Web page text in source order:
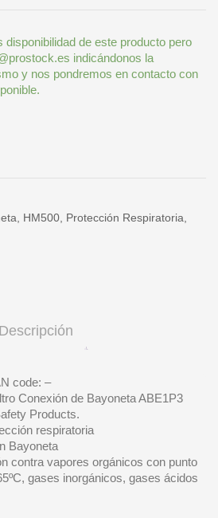
de este producto pero
indicándonos la
y nos pondremos en contacto con
, HM500, Protección Respiratoria,
Descripción
code: –
Conexión de Bayoneta ABE1P3
Products.
respiratoria
Bayoneta
contra vapores orgánicos con punto
gases inorgánicos, gases ácidos